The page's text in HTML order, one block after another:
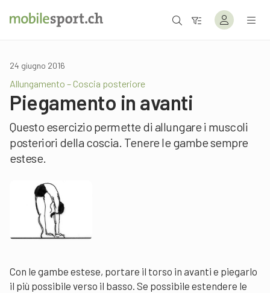
24 giugno 2016
Allungamento – Coscia posteriore
Piegamento in avanti
Questo esercizio permette di allungare i muscoli
posteriori della coscia. Tenere le gambe sempre
estese.
Con le gambe estese, portare il torso in avanti e piegarlo
il più possibile verso il basso. Se possibile estendere le